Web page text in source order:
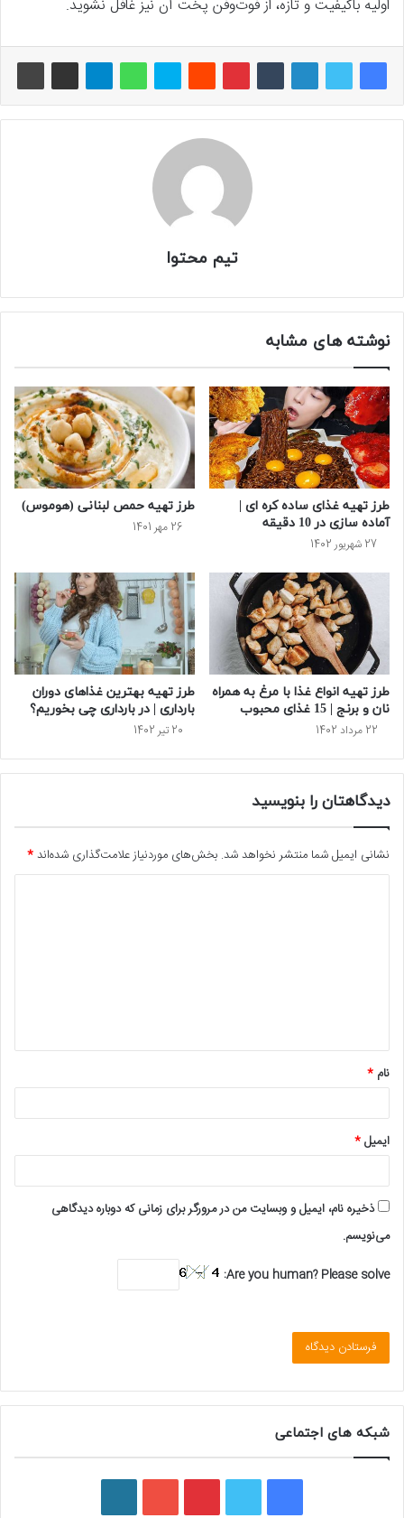
اولیه باکیفیت و تازه، از فوت‌وفن پخت آن نیز غافل نشوید.
تیم محتوا
نوشته های مشابه
طرز تهیه غذای ساده کره ای |
آماده سازی در 10 دقیقه
27 شهریور 1402
طرز تهیه حمص لبنانی (هوموس)
26 مهر 1401
طرز تهیه انواع غذا با مرغ به همراه
نان و برنج | 15 غذای محبوب
22 مرداد 1402
طرز تهیه بهترین غذاهای دوران
بارداری | در بارداری چی بخوریم؟
20 تیر 1402
دیدگاهتان را بنویسید
نشانی ایمیل شما منتشر نخواهد شد. بخش‌های موردنیاز علامت‌گذاری شده‌اند*
*
نام *
ایمیل*
ذخیره نام، ایمیل و وبسایت من در مرورگر برای زمانی که دوباره دیدگاهی
می‌نویسم.
Are you human? Please solve:
شبکه های اجتماعی